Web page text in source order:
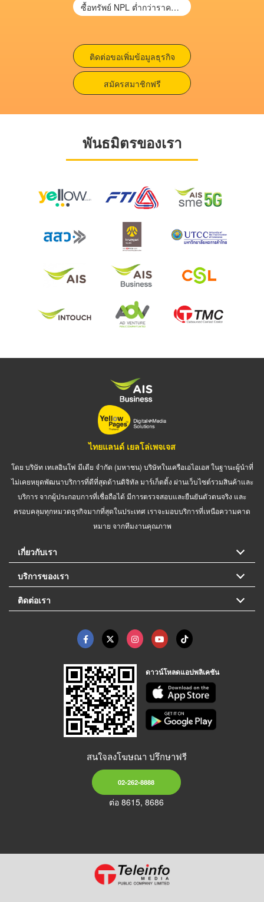
ซื้อทรัพย์ NPL ต่ำกว่าราคาตลาด 30-70% แบบไม่ต้องไปประมูล”
ติดต่อขอเพิ่มข้อมูลธุรกิจ
สมัครสมาชิกฟรี
พันธมิตรของเรา
ไทยแลนด์ เยลโล่เพจเจส
โดย บริษัท เทเลอินโฟ มีเดีย จำกัด (มหาชน) บริษัทในเครือเอไอเอส ในฐานะผู้นำที่
ไม่เคยหยุดพัฒนาบริการที่ดีที่สุดด้านดิจิทัล มาร์เก็ตติ้ง ผ่านเว็บไซต์รวมสินค้าและ
บริการ จากผู้ประกอบการที่เชื่อถือได้ มีการตรวจสอบและยืนยันตัวตนจริง และ
ครอบคลุมทุกหมวดธุรกิจมากที่สุดในประเทศ เราจะมอบบริการที่เหนือความคาด
หมาย จากทีมงานคุณภาพ
เกี่ยวกับเรา
บริการของเรา
ติดต่อเรา
ดาวน์โหลดแอปพลิเคชัน
สนใจลงโฆษณา ปรึกษาฟรี
02-262-8888
ต่อ 8615, 8686